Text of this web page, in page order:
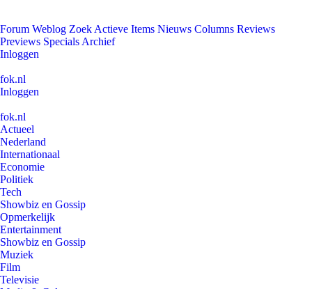
Forum Weblog Zoek Actieve Items Nieuws Columns Reviews
Previews Specials Archief
Inloggen
fok.nl
Inloggen
fok.nl
Actueel
Nederland
Internationaal
Economie
Politiek
Tech
Showbiz en Gossip
Opmerkelijk
Entertainment
Showbiz en Gossip
Muziek
Film
Televisie